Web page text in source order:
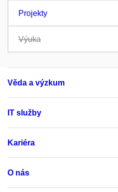
Projekty
Výuka
Věda a výzkum
IT služby
Kariéra
O nás